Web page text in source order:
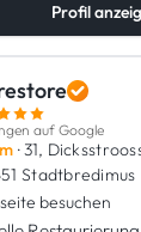
Profil
auf Google
· 31,
Stadtbredimus
besuchen